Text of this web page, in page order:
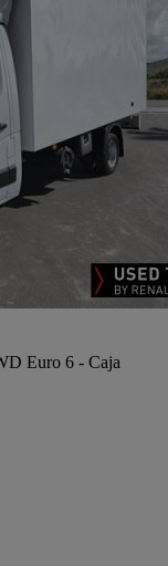
Euro 6 - Caja